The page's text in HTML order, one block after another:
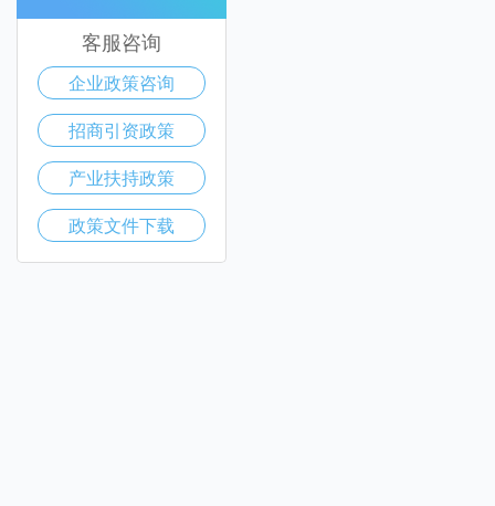
客服咨询
企业政策咨询
招商引资政策
产业扶持政策
政策文件下载